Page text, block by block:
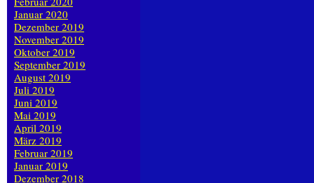
Januar 2020
Dezember 2019
November 2019
Oktober 2019
September 2019
August 2019
Juli 2019
Juni 2019
Mai 2019
April 2019
März 2019
Februar 2019
Januar 2019
Dezember 2018